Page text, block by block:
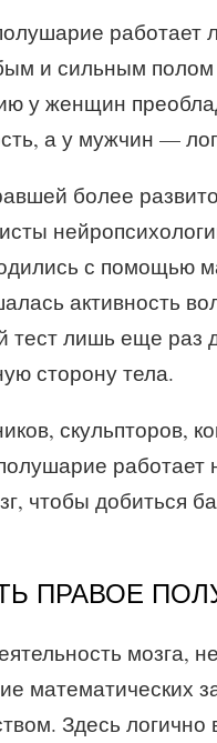
работает
и сильным полом
у женщин
а у мужчин —
более
с помощью
активность
лишь еще раз
сторону тела.
скульпторов,
чтобы добиться
ПРАВОЕ
мозга,
математических
Здесь